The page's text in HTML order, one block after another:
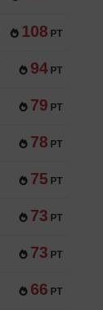
108 PT
94 PT
79 PT
78 PT
75 PT
73 PT
73 PT
66 PT